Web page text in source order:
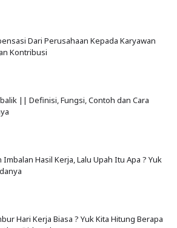
Dari Perusahaan Kepada Karyawan
Kontribusi
|| Definisi, Fungsi, Contoh dan Cara
Imbalan Hasil Kerja, Lalu Upah Itu Apa ? Yuk
Hari Kerja Biasa ? Yuk Kita Hitung Berapa